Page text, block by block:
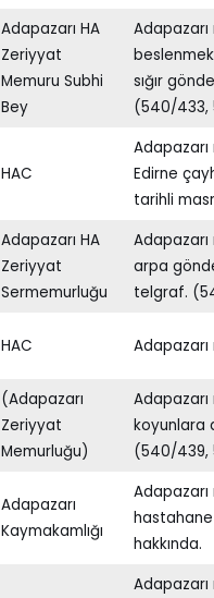
Adapazarı HA
Zeriyyat
Memuru Subhi
Bey
sığır
(540/
HAC
Edirne
tarihli
Adapazarı HA
Zeriyyat
Sermemurluğu
arpa
telgraf.
HAC
(Adapazarı
Zeriyyat
Memurluğu)
koyunlara
(540/
Adapazarı
Kaymakamlığı
hastahane
hakkında.